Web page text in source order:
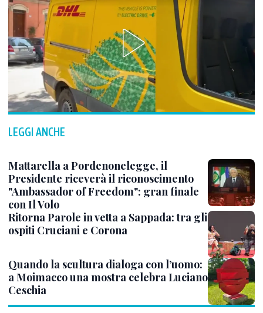
LEGGI ANCHE
Mattarella a Pordenonelegge, il
Presidente riceverà il riconoscimento
"Ambassador of Freedom": gran finale
con Il Volo
Ritorna Parole in vetta a Sappada: tra gli
ospiti Cruciani e Corona
Quando la scultura dialoga con l’uomo:
a Moimacco una mostra celebra Luciano
Ceschia